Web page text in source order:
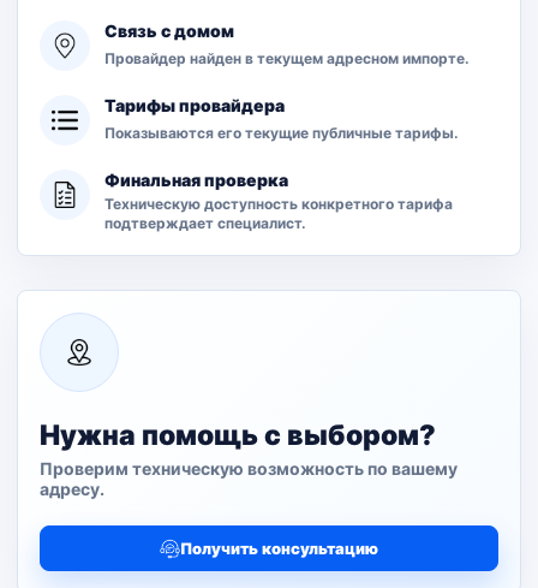
Связь с домом
Провайдер найден в текущем адресном импорте.
Тарифы провайдера
Показываются его текущие публичные тарифы.
Финальная проверка
Техническую доступность конкретного тарифа
подтверждает специалист.
Нужна помощь с выбором?
Проверим техническую возможность по вашему
адресу.
Получить консультацию